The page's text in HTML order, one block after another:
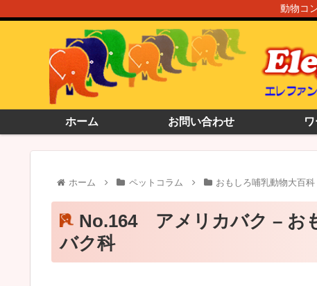
動物コ
ホーム お問い合わせ
ホーム ペットコラム おもしろ哺乳動物大百科
No.164 アメリカバク – お
バク科